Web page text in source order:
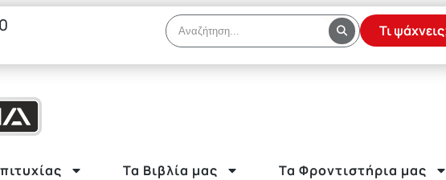
Τι
Τα Βιβλία μας Τα Φροντιστήρια μας